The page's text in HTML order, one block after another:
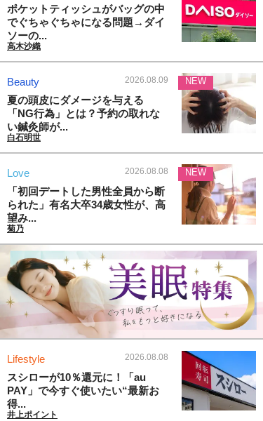
ポケットティッシュがバッグの中
でぐちゃぐちゃになる問題→ダイ
ソーの...
高木沙織
Beauty 2026.08.09
夏の頭皮にダメージを与える
「NG行為」とは？予約の取れな
い鍼灸師が...
白石明世
NEW
Love 2026.08.08
「初回デートした男性全員から断
られた」有名大卒34歳女性が、高
望み...
菊乃
NEW
Lifestyle 2026.08.08
スシローが10％還元に！「au
PAY」で今すぐ使いたい“最新お
得...
井上ポイント